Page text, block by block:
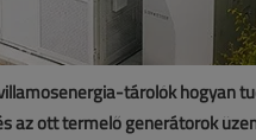
tárolók hogyan
az ott termelő generátorok